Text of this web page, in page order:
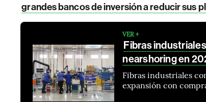
grandes bancos de inversión a reducir sus
VER +
Fibras
nearshoring en
Fibras industriales
expansión con